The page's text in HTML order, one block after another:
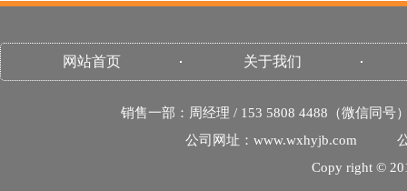
网站首页 关于我们
销售一部：周经理 / 153 5808 4488（微信同号
公司网址：www.wxhyjb.com
Copy right ©